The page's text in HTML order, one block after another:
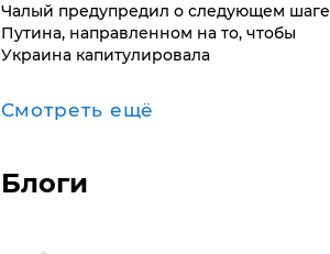
Чалый предупредил о следующем шаге
Путина, направленном на то, чтобы
Украина капитулировала
Смотреть ещё
Блоги